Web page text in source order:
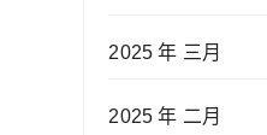
2025 年 三月
2025 年 二月